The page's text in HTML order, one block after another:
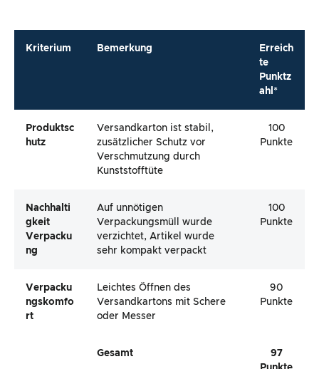
Kriterium Bemerkung
Erreich
te
Punktz
ahl*
Produktsc
Hutz
Versandkarton ist stabil,
zusätzlicher Schutz vor
Verschmutzung durch
Kunststofftüte
100
Punkte
Nachhalti
Gkeit
Verpacku
Ng
Auf unnötigen
Verpackungsmüll wurde
verzichtet, Artikel wurde
sehr kompakt verpackt
100
Punkte
Verpacku
Ngskomfo
Rt
Leichtes Öffnen des
Versandkartons mit Schere
oder Messer
90
Punkte
Gesamt
97